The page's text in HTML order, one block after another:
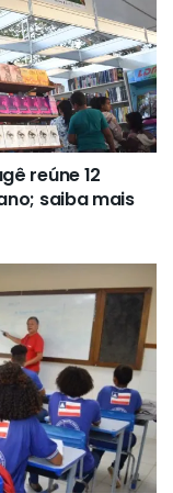
reúne 12
saiba mais